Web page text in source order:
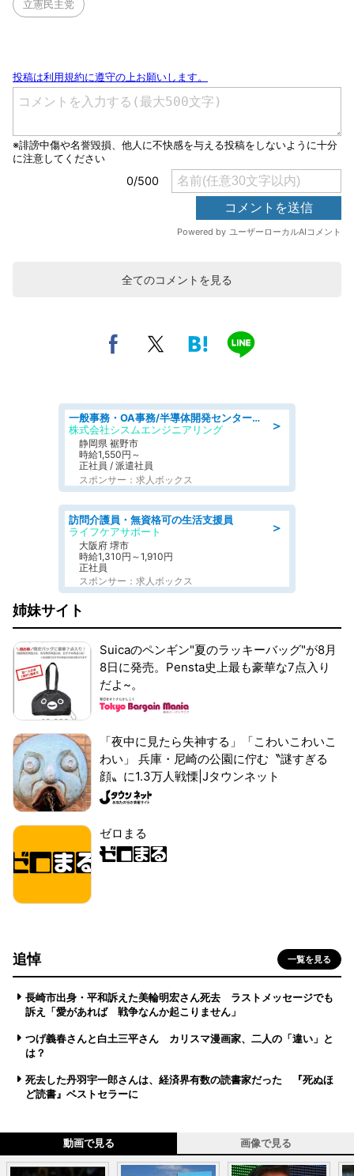
立憲民主党
全てのコメントを見る
＞
一般事務・OA事務/半導体開発センター内で事務&軽作業スタッフ、募集
株式会社シスムエンジニアリング
静岡県 裾野市
時給1,550円～
正社員 / 派遣社員
スポンサー：求人ボックス
＞
訪問介護員・無資格可の生活支援員
ライフケアサポート
大阪府 堺市
時給1,310円～1,910円
正社員
スポンサー：求人ボックス
姉妹サイト
Suicaのペンギン"夏のラッキーバッグ"が8月
8日に発売。Pensta史上最も豪華な7点入り
だよ~。
「夜中に見たら失神する」「こわいこわいこ
わい」 兵庫・尼崎の公園に佇む〝謎すぎる
顔〟に1.3万人戦慄|Jタウンネット
ゼロまる
追悼 一覧を見る
長崎市出身・平和訴えた美輪明宏さん死去 ラストメッセージでも
訴え「愛があれば 戦争なんか起こりません」
つげ義春さんと白土三平さん カリスマ漫画家、二人の「違い」と
は？
死去した丹羽宇一郎さんは、経済界有数の読書家だった 『死ぬほ
ど読書』ベストセラーに
動画で見る 画像で見る